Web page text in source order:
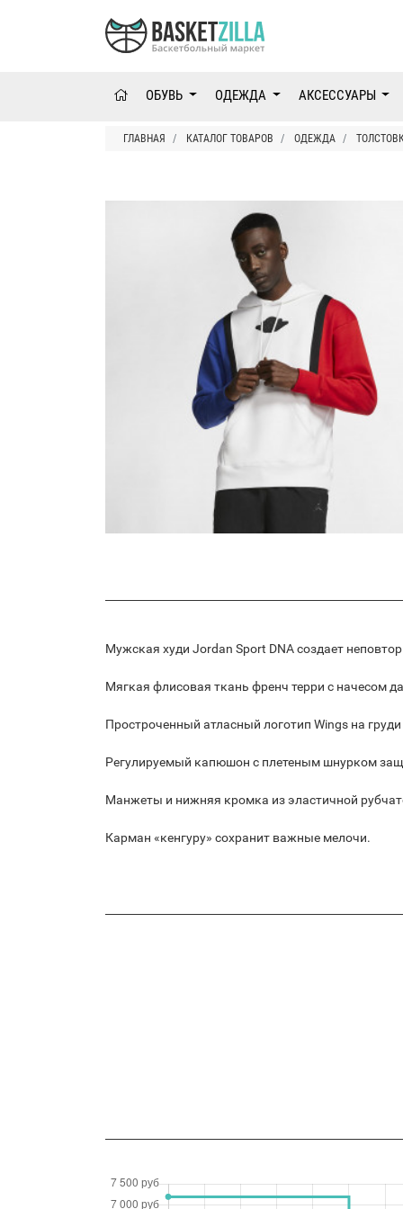
ОБУВЬ ОДЕЖДА АКСЕССУАРЫ
ГЛАВНАЯ КАТАЛОГ ТОВАРОВ ОДЕЖДА
Мужская худи Jordan Sport DNA создает
Мягкая флисовая ткань френч терри с начесом
Простроченный атласный логотип Wings на
Регулируемый капюшон с плетеным шнурком
Манжеты и нижняя кромка из эластичной
Карман «кенгуру» сохранит важные мелочи.